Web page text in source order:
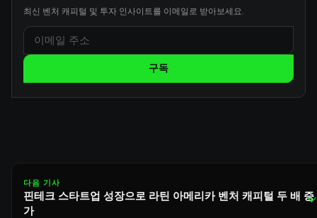
최신 벤처 캐피털 및 투자 인사이트를 이메일로 받아보세요.
구독
다음 기사
핀테크 스타트업 성장으로 라틴 아메리카 벤처 캐피털 두 배 증
가
↓